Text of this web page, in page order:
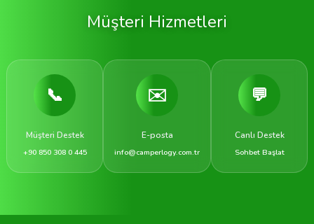
Müşteri Hizmetleri
📞
Müşteri Destek
+90 850 308 0 445
✉️
E-posta
info@camperlogy.com.tr
💬
Canlı Destek
Sohbet Başlat